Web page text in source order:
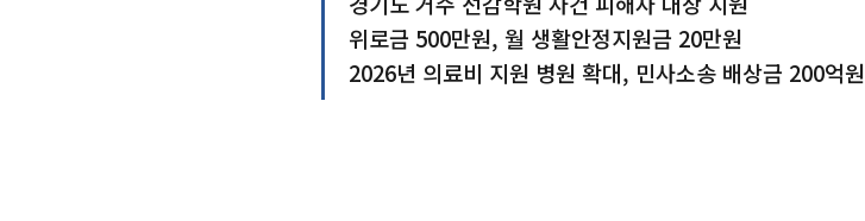
위로금 500만원, 월 생활안정지원금 20만원
2026년 의료비 지원 병원 확대, 민사소송 배상금 200억원